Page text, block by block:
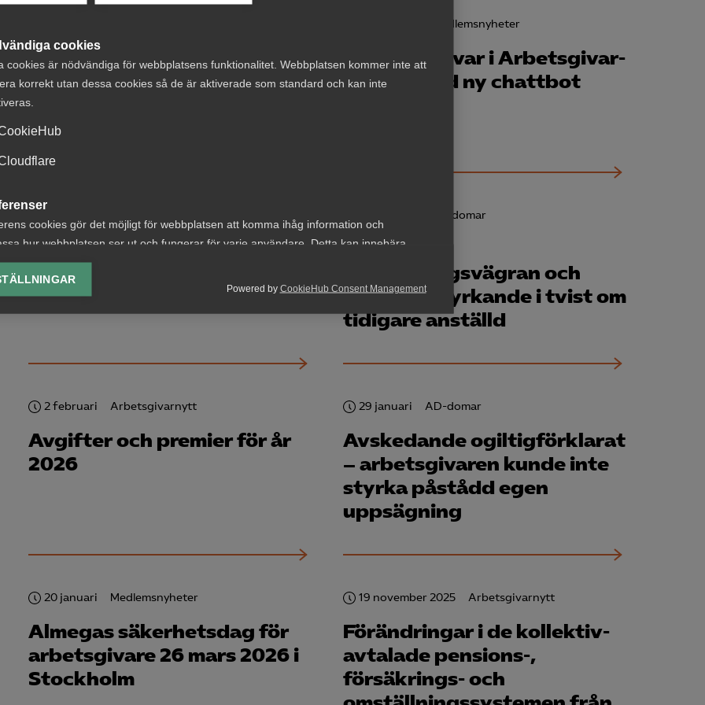
cookies
cookies är nödvändiga för webbplatsens funktionalitet. Webbplatsen kommer inte att
korrekt utan dessa cookies så de är aktiverade som standard och kan inte
cookies gör det möjligt för webbplatsen att komma ihåg information och
hur webbplatsen ser ut och fungerar för varje användare. Detta kan innebära
av vald valuta, region, språk eller färgschema.
cookies
hjälper oss förbättra webbplatsen genom att samla och rapportera
Google Analytics
cookies
cookies används för att spåra gester på olika webbplatser för att kunna
LinkedIn Insight
Leadfeeder
Microsoft Ads
Powered by CookieHub Consent Management
Disciplinpåföljd är inte
dispositivt tvistemål: AD
stoppar förenklad
handläggning
Medlemsnyheter
Snabbare svar i Arbetsgivar­
guiden med ny chattbot
Tvist om avtalsenlig lön under
uppsägningstid i
bemannings­företag
AD-domar
AD prövar
förhandlingsvägran och
avvisningsyrkande i tvist om
tidigare anställd
2 februari Arbetsgivarnytt
Avgifter och premier för år
2026
29 januari AD-domar
Avskedande ogiltigförklarat
– arbetsgivaren kunde inte
styrka påstådd egen
uppsägning
20 januari Medlemsnyheter
Almegas säkerhetsdag för
arbetsgivare 26 mars 2026 i
Stockholm
19 november 2025 Arbetsgivarnytt
Förändringar i de kollektiv­
avtalade pensions-,
försäkrings- och